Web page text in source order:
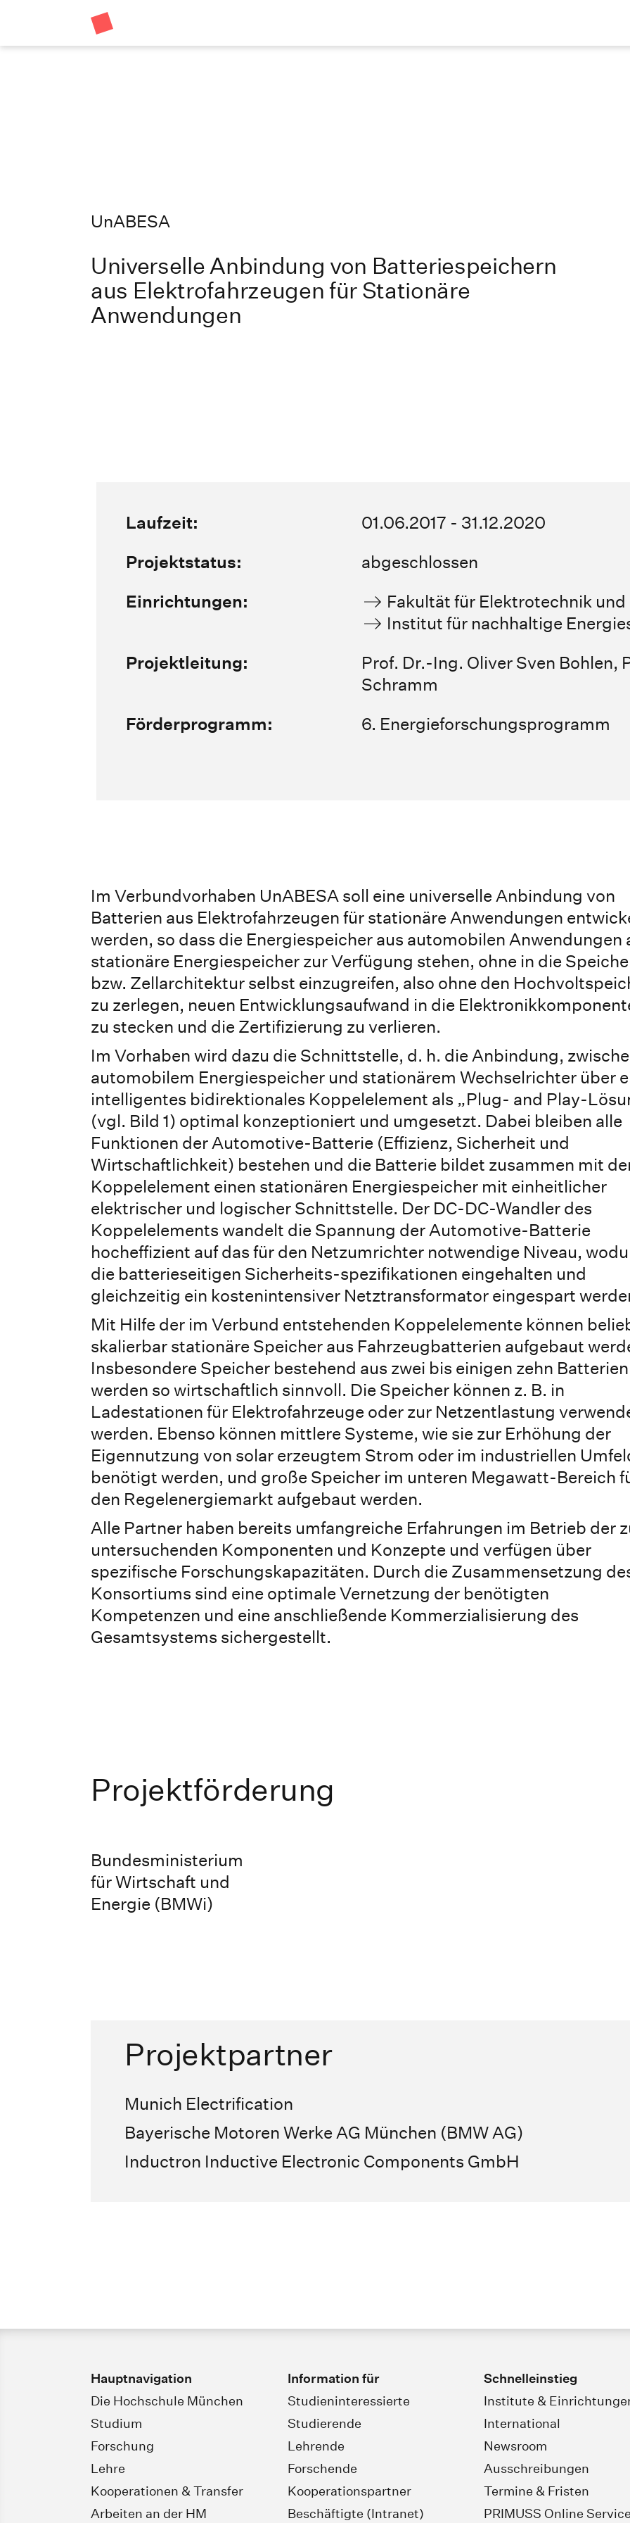
UnABESA
Universelle Anbindung von Batteriespeichern
aus Elektrofahrzeugen für Stationäre
Anwendungen
Laufzeit:
01.06.2017 - 31.12.2020
Projektstatus:
abgeschlossen
Einrichtungen:
Fakultät für Elektrotechnik
Institut für nachhaltige
Projektleitung:
Prof. Dr.-Ing. Oliver Sven Bohlen,
Schramm
Förderprogramm:
6. Energieforschungsprogramm
Im Verbundvorhaben UnABESA soll eine universelle Anbindung von
Batterien aus Elektrofahrzeugen für stationäre Anwendungen
werden, so dass die Energiespeicher aus automobilen Anwendungen
stationäre Energiespeicher zur Verfügung stehen, ohne in die
bzw. Zellarchitektur selbst einzugreifen, also ohne den
zu zerlegen, neuen Entwicklungsaufwand in die
zu stecken und die Zertifizierung zu verlieren.
Im Vorhaben wird dazu die Schnittstelle, d. h. die Anbindung,
automobilem Energiespeicher und stationärem Wechselrichter über
intelligentes bidirektionales Koppelelement als „Plug- and Play-
(vgl. Bild 1) optimal konzeptioniert und umgesetzt. Dabei bleiben alle
Funktionen der Automotive-Batterie (Effizienz, Sicherheit und
Wirtschaftlichkeit) bestehen und die Batterie bildet zusammen mit
Koppelelement einen stationären Energiespeicher mit einheitlicher
elektrischer und logischer Schnittstelle. Der DC-DC-Wandler des
Koppelelements wandelt die Spannung der Automotive-Batterie
hocheffizient auf das für den Netzumrichter notwendige Niveau,
die batterieseitigen Sicherheits-spezifikationen eingehalten und
gleichzeitig ein kostenintensiver Netztransformator eingespart
Mit Hilfe der im Verbund entstehenden Koppelelemente können
skalierbar stationäre Speicher aus Fahrzeugbatterien aufgebaut
Insbesondere Speicher bestehend aus zwei bis einigen zehn Batterien
werden so wirtschaftlich sinnvoll. Die Speicher können z. B. in
Ladestationen für Elektrofahrzeuge oder zur Netzentlastung
werden. Ebenso können mittlere Systeme, wie sie zur Erhöhung der
Eigennutzung von solar erzeugtem Strom oder im industriellen
benötigt werden, und große Speicher im unteren Megawatt-Bereich
den Regelenergiemarkt aufgebaut werden.
Alle Partner haben bereits umfangreiche Erfahrungen im Betrieb der
untersuchenden Komponenten und Konzepte und verfügen über
spezifische Forschungskapazitäten. Durch die Zusammensetzung
Konsortiums sind eine optimale Vernetzung der benötigten
Kompetenzen und eine anschließende Kommerzialisierung des
Gesamtsystems sichergestellt.
Projektförderung
Bundesministerium
für Wirtschaft und
Energie (BMWi)
Projektpartner
Munich Electrification
Bayerische Motoren Werke AG München (BMW AG)
Inductron Inductive Electronic Components GmbH
Hauptnavigation
Die Hochschule München
Studium
Forschung
Lehre
Kooperationen & Transfer
Arbeiten an der HM
Information für
Studieninteressierte
Studierende
Lehrende
Forschende
Kooperationspartner
Beschäftigte (Intranet)
Schnelleinstieg
Institute &
International
Newsroom
Ausschreibungen
Termine & Fristen
PRIMUSS Online